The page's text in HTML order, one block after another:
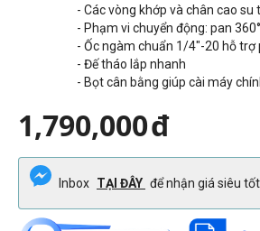
- Các vòng khớp và chân cao su
- Phạm vi chuyển động: pan
- Ốc ngàm chuẩn 1/4"-20 hỗ trợ
- Đế tháo lắp nhanh
- Bọt cân bằng giúp cài máy
1,790,000đ
Inbox TẠI ĐÂY để nhận giá siêu